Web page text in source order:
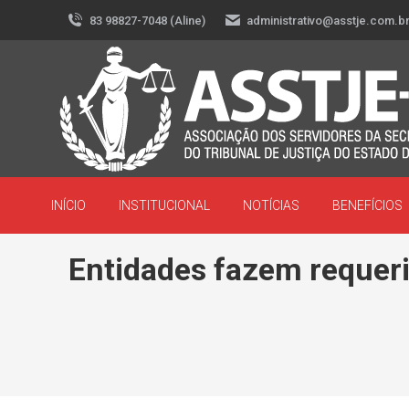
83 98827-7048 (Aline) administrativo@asstje.com.br
INÍCIO INSTITUCIONAL NOTÍCIAS BENEFÍCIOS
Entidades fazem